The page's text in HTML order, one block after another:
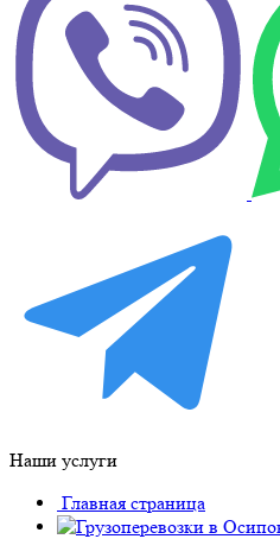
Наши услуги
Главная страница